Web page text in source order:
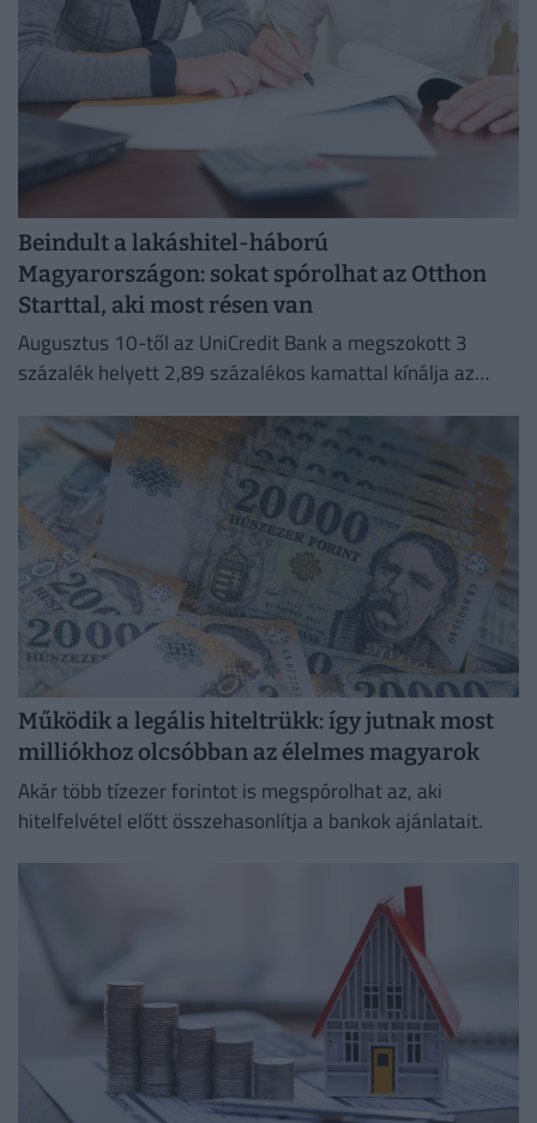
Beindult a lakáshitel-háború
Magyarországon: sokat spórolhat az Otthon
Starttal, aki most résen van
Augusztus 10-től az UniCredit Bank a megszokott 3
százalék helyett 2,89 százalékos kamattal kínálja az
Működik a legális hiteltrükk: így jutnak most
milliókhoz olcsóbban az élelmes magyarok
Akár több tízezer forintot is megspórolhat az, aki
hitelfelvétel előtt összehasonlítja a bankok ajánlatait.